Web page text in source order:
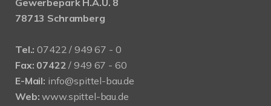
78713 Schramberg
Tel.: 07422 / 949 67 - 0
Fax: 07422 / 949 67 - 60
E-Mail: info@spittel-bau.de
Web: www.spittel-bau.de